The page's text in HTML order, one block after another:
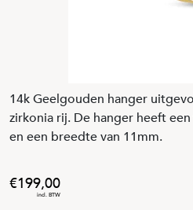
14k Geelgouden hanger
zirkonia rij. De hanger heeft
en een breedte van 11mm.
199,00